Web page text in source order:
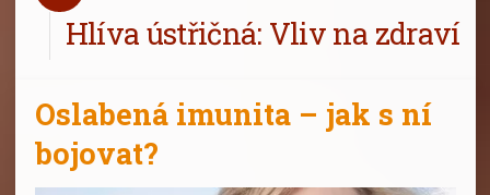
Hlíva ústřičná: Vliv na zdraví
Oslabená imunita – jak s ní
bojovat?